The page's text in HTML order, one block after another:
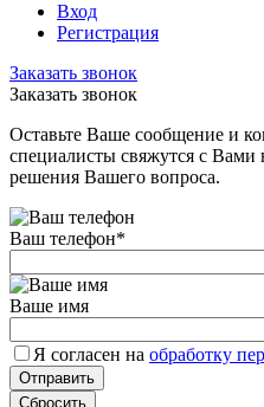
Вход
Регистрация
Заказать звонок
Заказать звонок
Оставьте Ваше сообщение и
специалисты свяжутся с Вами
решения Вашего вопроса.
Ваш телефон*
Ваше имя
Я согласен на обработку